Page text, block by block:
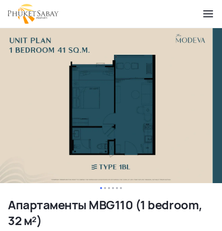
Апартаменты MBG110 (1 bedroom,
32 м²)